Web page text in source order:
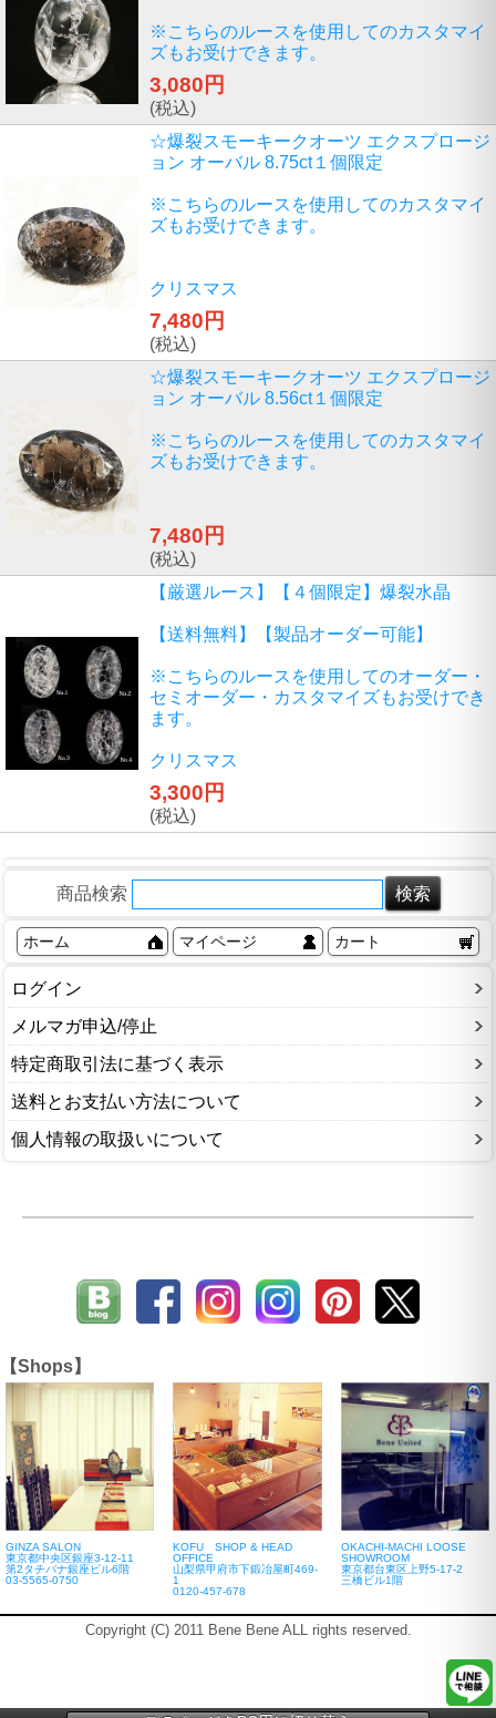
※こちらのルースを使用してのカスタマイ
ズもお受けできます。
3,080円
(税込)
☆爆裂スモーキークオーツ エクスプロージ
ョン オーバル 8.75ct１個限定
※こちらのルースを使用してのカスタマイ
ズもお受けできます。
クリスマス
7,480円
(税込)
☆爆裂スモーキークオーツ エクスプロージ
ョン オーバル 8.56ct１個限定
※こちらのルースを使用してのカスタマイ
ズもお受けできます。
7,480円
(税込)
【厳選ルース】【４個限定】爆裂水晶
【送料無料】【製品オーダー可能】
※こちらのルースを使用してのオーダー・
セミオーダー・カスタマイズもお受けでき
ます。
クリスマス
3,300円
(税込)
商品検索
ホーム マイページ カート
ログイン
メルマガ申込/停止
特定商取引法に基づく表示
送料とお支払い方法について
個人情報の取扱いについて
【Shops】
GINZA SALON
東京都中央区銀座3-12-11
第2タチバナ銀座ビル6階
03-5565-0750
KOFU SHOP & HEAD
OFFICE
山梨県甲府市下鍛冶屋町469-
1
0120-457-678
OKACHI-MACHI LOOSE
SHOWROOM
東京都台東区上野5-17-2
三橋ビル1階
Copyright (C) 2011 Bene Bene ALL rights reserved.